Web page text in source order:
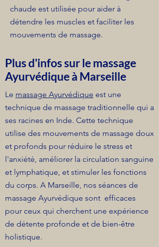
chaude est utilisée pour aider à
détendre les muscles et faciliter les
mouvements de massage.
Plus d'infos sur le massage
Ayurvédique à Marseille
Le massage Ayurvédique est une
technique de massage traditionnelle qui a
ses racines en Inde. Cette technique
utilise des mouvements de massage doux
et profonds pour réduire le stress et
l'anxiété, améliorer la circulation sanguine
et lymphatique, et stimuler les fonctions
du corps. A Marseille, nos séances de
massage Ayurvédique sont efficaces
pour ceux qui cherchent une expérience
de détente profonde et de bien-être
holistique.